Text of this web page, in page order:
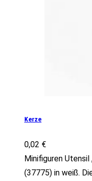
Kerze
0,02 €
Minifiguren Utensil
(37775) in weiß.